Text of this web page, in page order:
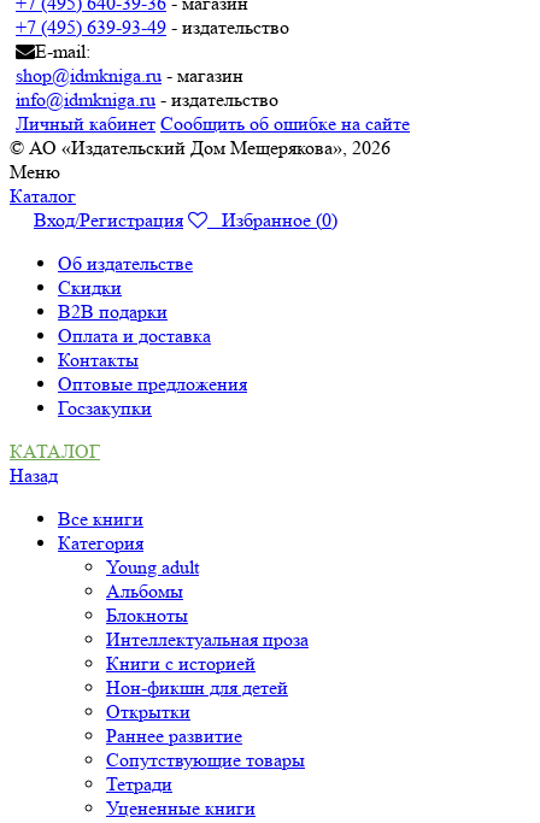
+7 (495) 639-93-49 - издательство
E-mail:
shop@idmkniga.ru - магазин
info@idmkniga.ru - издательство
Личный кабинет Сообщить об ошибке на сайте
© АО «Издательский Дом Мещерякова», 2026
Меню
Каталог
Вход/Регистрация
Избранное (0)
Об издательстве
Скидки
B2B подарки
Оплата и доставка
Контакты
Оптовые предложения
Госзакупки
КАТАЛОГ
Назад
Все книги
Категория
Young adult
Альбомы
Блокноты
Интеллектуальная проза
Книги с историей
Нон-фикшн для детей
Открытки
Раннее развитие
Сопутствующие товары
Тетради
Уцененные книги